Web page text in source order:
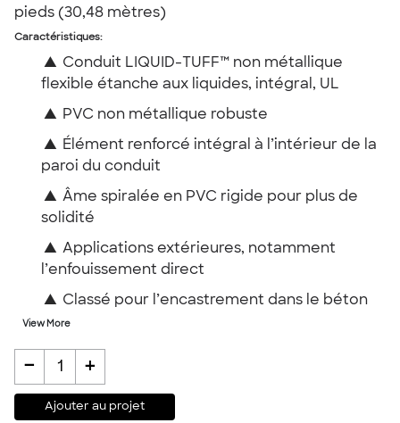
pieds (30,48 mètres)
Caractéristiques:
▲ Conduit LIQUID-TUFF™ non métallique
flexible étanche aux liquides, intégral, UL
▲ PVC non métallique robuste
▲ Élément renforcé intégral à l’intérieur de la
paroi du conduit
▲ Âme spiralée en PVC rigide pour plus de
solidité
▲ Applications extérieures, notamment
l’enfouissement direct
▲ Classé pour l’encastrement dans le béton
View More
- 1 +
Ajouter au projet